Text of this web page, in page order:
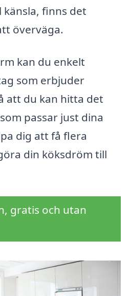
finns det
överväga.
kan du enkelt
som erbjuder
att du kan hitta det
passar just dina
dig att få flera
din köksdröm till
gratis och utan